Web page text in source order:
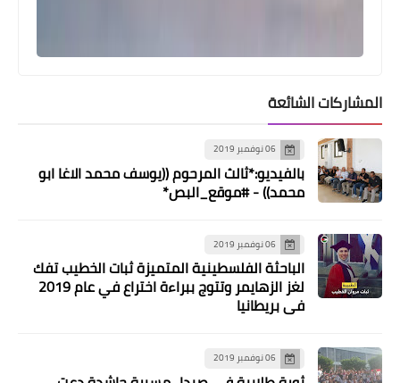
مقالات‏
الثورة الفلسطينية المعاصرة مسيرة نضال
لم تنته بقلم آمنة الدبش
المشاركات الشائعة
06 نوفمبر 2019
بالفيديو:*ثالث المرحوم ((يوسف محمد الاغا ابو
محمد)) - #موقع_البص*
06 نوفمبر 2019
الباحثة الفلسطينية المتميزة ثبات الخطيب تفك
لغز الزهايمر وتتوج ببراءة اختراع في عام 2019
في بريطانيا
06 نوفمبر 2019